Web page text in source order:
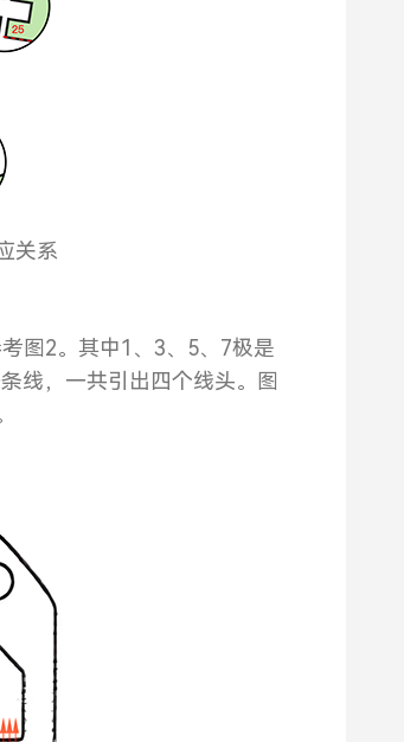
关系
图2。其中1、3、5、7极是
线，一共引出四个线头。图